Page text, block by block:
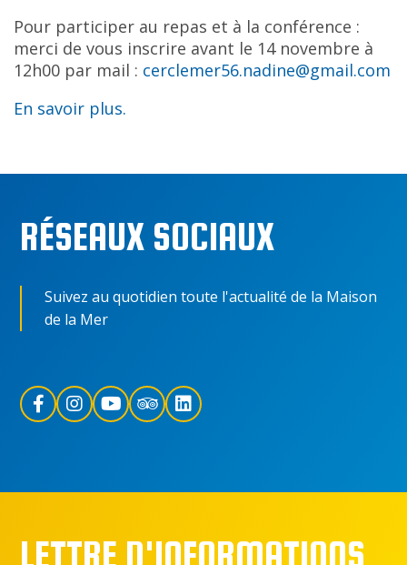
Pour participer au repas et à la conférence :
merci de vous inscrire avant le 14 novembre à
12h00 par mail : cerclemer56.nadine@gmail.com
En savoir plus.
RÉSEAUX SOCIAUX
Suivez au quotidien toute l'actualité de la Maison
de la Mer
LETTRE D'INFORMATIONS